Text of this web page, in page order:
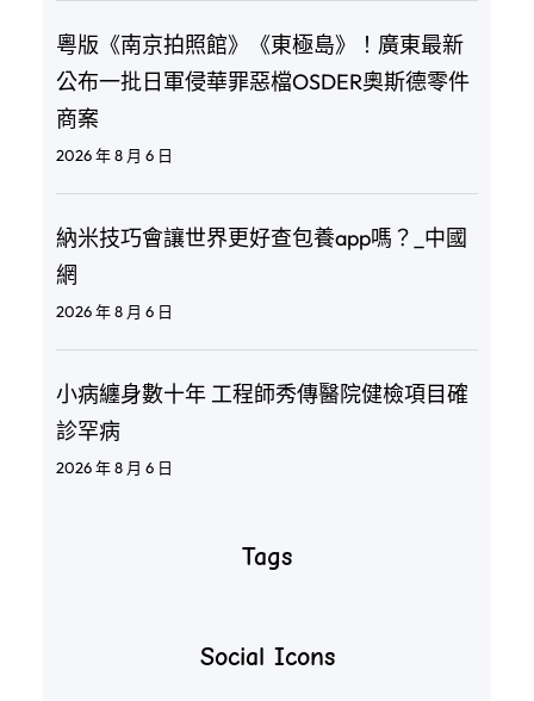
粵版《南京拍照館》《東極島》！廣東最新
公布一批日軍侵華罪惡檔OSDER奧斯德零件
商案
2026 年 8 月 6 日
納米技巧會讓世界更好查包養app嗎？_中國
網
2026 年 8 月 6 日
小病纏身數十年 工程師秀傳醫院健檢項目確
診罕病
2026 年 8 月 6 日
Tags
Social Icons